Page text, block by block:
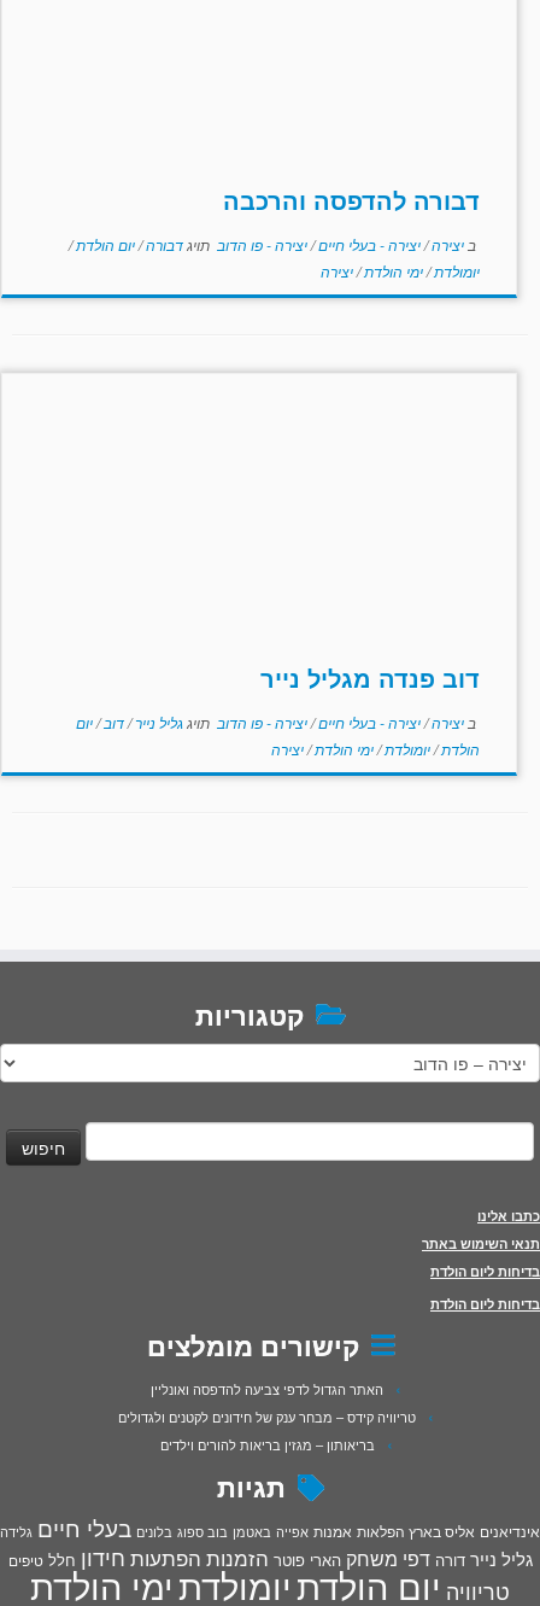
דבורה להדפסה והרכבה
ב יצירה/יצירה - בעלי חיים/יצירה - פו הדוב תויגדבורה/יום הולדת/
יומולדת/ימי הולדת/יצירה
דוב פנדה מגליל נייר
ב יצירה/יצירה - בעלי חיים/יצירה - פו הדוב תויגגליל נייר/דוב/יום
הולדת/יומולדת/ימי הולדת/יצירה
קטגוריות
קטגוריות
חיפוש:
כתבו אלינו
תנאי השימוש באתר
בדיחות ליום הולדת
בדיחות ליום הולדת
קישורים מומלצים
האתר הגדול לדפי צביעה להדפסה ואונליין
טריוויה קידס – מבחר ענק של חידונים לקטנים ולגדולים
בריאותון – מגזין בריאות להורים וילדים
תגיות
אינדיאנים אליס בארץ הפלאות אמנות אפייה באטמן בוב ספוג בלונים בעלי חיים גלידה
גליל נייר דורה דפי משחק הארי פוטר הזמנות הפתעות חידון חלל טיפים
טריוויה יום הולדתיומולדתימי הולדת